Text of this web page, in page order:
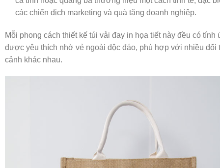
các chiến dịch marketing và quà tặng doanh nghiệp.
Mỗi phong cách thiết kế túi vải đay in họa tiết này đều có tính
được yêu thích nhờ vẻ ngoài độc đáo, phù hợp với nhiều đối
cảnh khác nhau.